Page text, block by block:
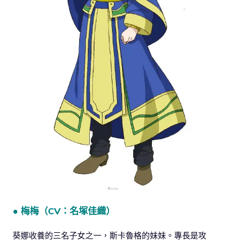
● 梅梅（CV：名塚佳織）
葵娜收養的三名子女之一，斯卡魯格的妹妹。專長是攻